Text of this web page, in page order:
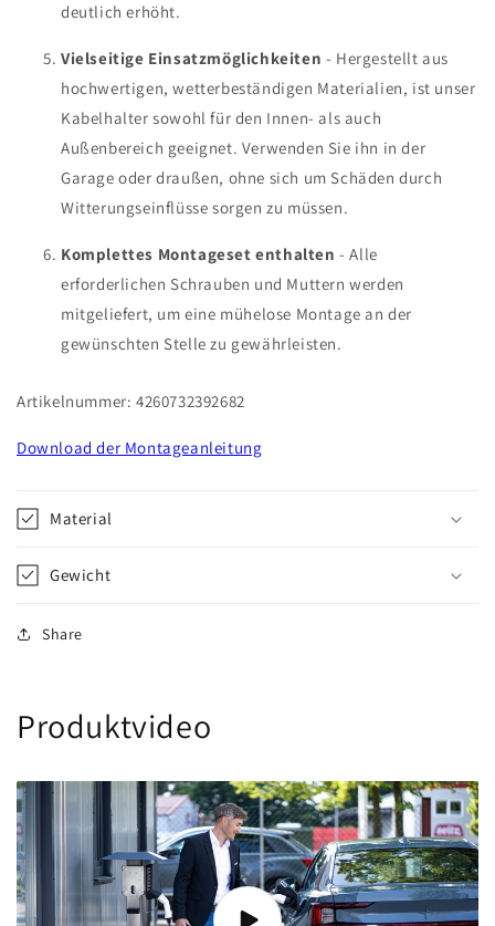
deutlich erhöht.
Vielseitige Einsatzmöglichkeiten - Hergestellt aus
hochwertigen, wetterbeständigen Materialien, ist unser
Kabelhalter sowohl für den Innen- als auch
Außenbereich geeignet. Verwenden Sie ihn in der
Garage oder draußen, ohne sich um Schäden durch
Witterungseinflüsse sorgen zu müssen.
Komplettes Montageset enthalten - Alle
erforderlichen Schrauben und Muttern werden
mitgeliefert, um eine mühelose Montage an der
gewünschten Stelle zu gewährleisten.
Artikelnummer: 4260732392682
Download der Montageanleitung
Material
Gewicht
Share
Produktvideo